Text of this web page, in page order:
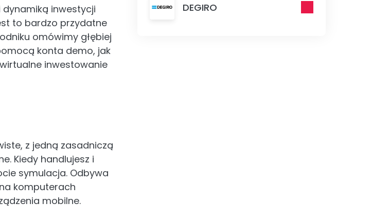
inwestycji
to bardzo przydatne
omówimy głębiej
konta demo, jak
inwestowanie
z jedną zasadniczą
Kiedy handlujesz i
symulacja. Odbywa
komputerach
mobilne.
DEGIRO